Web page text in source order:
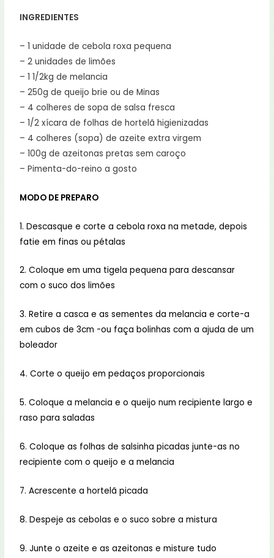
INGREDIENTES
– 1 unidade de cebola roxa pequena
– 2 unidades de limões
– 1 1/2kg de melancia
– 250g de queijo brie ou de Minas
– 4 colheres de sopa de salsa fresca
– 1/2 xícara de folhas de hortelã higienizadas
– 4 colheres (sopa) de azeite extra virgem
– 100g de azeitonas pretas sem caroço
– Pimenta-do-reino a gosto
MODO DE PREPARO
1. Descasque e corte a cebola roxa na metade, depois
fatie em finas ou pétalas
2. Coloque em uma tigela pequena para descansar
com o suco dos limões
3. Retire a casca e as sementes da melancia e corte-a
em cubos de 3cm -ou faça bolinhas com a ajuda de um
boleador
4. Corte o queijo em pedaços proporcionais
5. Coloque a melancia e o queijo num recipiente largo e
raso para saladas
6. Coloque as folhas de salsinha picadas junte-as no
recipiente com o queijo e a melancia
7. Acrescente a hortelã picada
8. Despeje as cebolas e o suco sobre a mistura
9. Junte o azeite e as azeitonas e misture tudo